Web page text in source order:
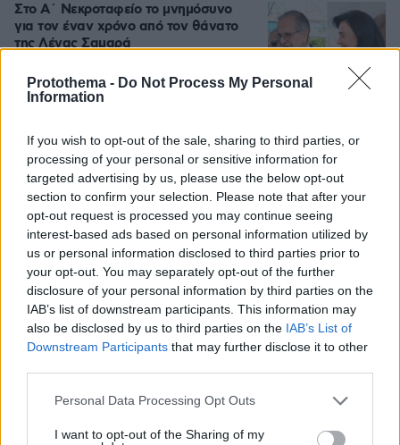
Protothema - Do Not Process My Personal
Information
If you wish to opt-out of the sale, sharing to third parties, or
processing of your personal or sensitive information for
targeted advertising by us, please use the below opt-out
section to confirm your selection. Please note that after your
opt-out request is processed you may continue seeing
interest-based ads based on personal information utilized by
us or personal information disclosed to third parties prior to
your opt-out. You may separately opt-out of the further
disclosure of your personal information by third parties on the
IAB’s list of downstream participants. This information may
also be disclosed by us to third parties on the IAB’s List of
Downstream Participants that may further disclose it to other
Please note that this website/app uses one or more Google
not limited to your visit or usage behaviour. You may click to
Personal Data Processing Opt Outs
I want to opt-out of the Sharing of my
Στο Α΄ Νεκροταφείο το μνημόσυνο
για τον έναν χρόνο από τον θάνατο
της Λένας Σαμαρά
Συνελήφθη στη Γερμανία 31χρονος
για δολοφονίες μελών της Greek
Mafia, κατηγορείται και για την
εκτέλεση με 97 σφαίρες του Βαγγέλη
Ζαμπούνη
07.08.2026, 10:33 9
Οργή στο Περού για το βίντεο της
σεξουαλικής επίθεσης μαέστρου σε
26χρονη τραγουδίστρια: «Σιγά-σιγά
θα το ξεπεράσεις» της έλεγαν από τη